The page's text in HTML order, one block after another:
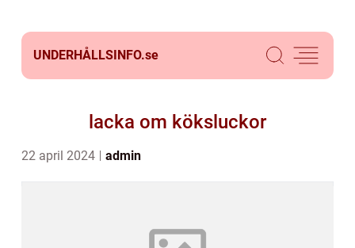
UNDERHÅLLSINFO.se
lacka om köksluckor
22 april 2024 admin